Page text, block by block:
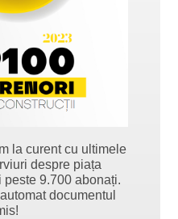
la curent cu ultimele
despre piața
9.700 abonați.
documentul